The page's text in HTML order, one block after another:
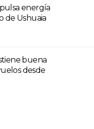
energía
de Ushuaia
buena
desde